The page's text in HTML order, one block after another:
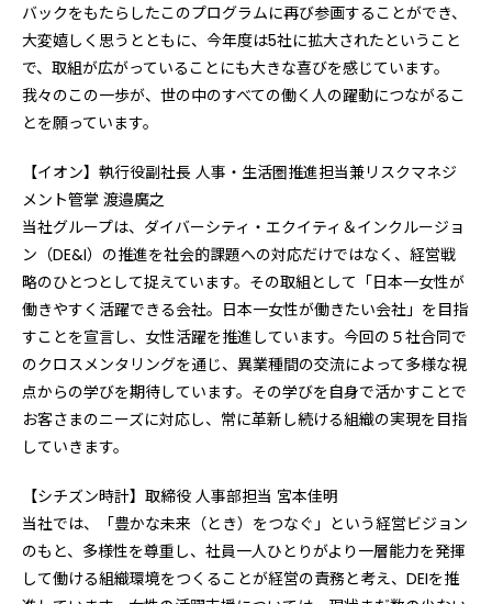
バックをもたらしたこのプログラムに再び参画することができ、
大変嬉しく思うとともに、今年度は5社に拡大されたということ
で、取組が広がっていることにも大きな喜びを感じています。
我々のこの一歩が、世の中のすべての働く人の躍動につながるこ
とを願っています。
【イオン】執行役副社長 人事・生活圏推進担当兼リスクマネジ
メント管掌 渡邉廣之
当社グループは、ダイバーシティ・エクイティ＆インクルージョ
ン（DE&I）の推進を社会的課題への対応だけではなく、経営戦
略のひとつとして捉えています。その取組として「日本一女性が
働きやすく活躍できる会社。日本一女性が働きたい会社」を目指
すことを宣言し、女性活躍を推進しています。今回の５社合同で
のクロスメンタリングを通じ、異業種間の交流によって多様な視
点からの学びを期待しています。その学びを自身で活かすことで
お客さまのニーズに対応し、常に革新し続ける組織の実現を目指
していきます。
【シチズン時計】取締役 人事部担当 宮本佳明
当社では、「豊かな未来（とき）をつなぐ」という経営ビジョン
のもと、多様性を尊重し、社員一人ひとりがより一層能力を発揮
して働ける組織環境をつくることが経営の責務と考え、DEIを推